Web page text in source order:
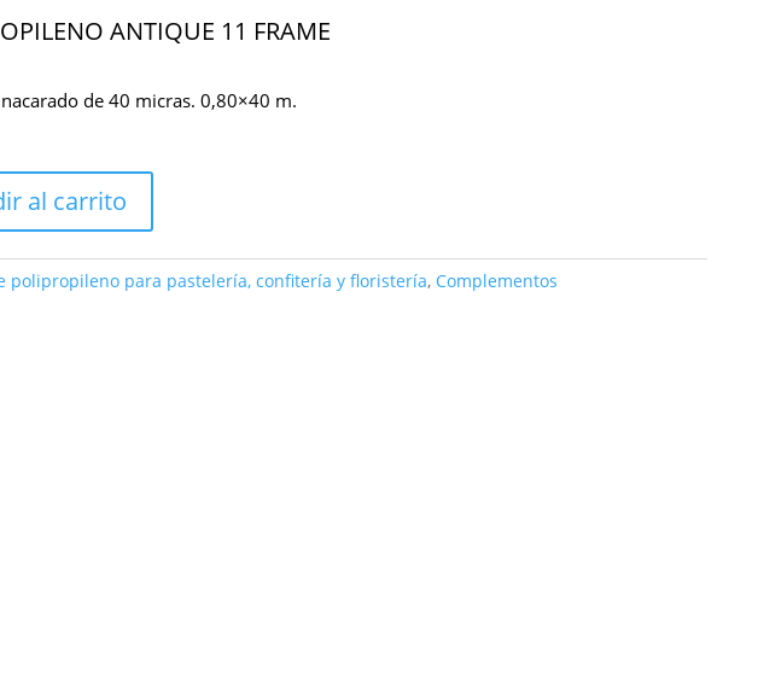
ANTIQUE 11 FRAME
de 40 micras. 0,80×40 m.
al carrito
polipropileno para pastelería, confitería y floristería, Complementos